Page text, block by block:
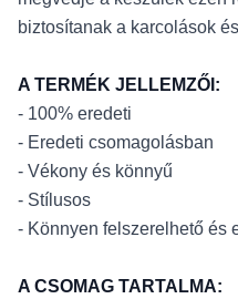
biztosítanak a karcolások
A TERMÉK JELLEMZŐI:
- 100% eredeti
- Eredeti csomagolásban
- Vékony és könnyű
- Stílusos
- Könnyen felszerelhető és
A CSOMAG TARTALMA: